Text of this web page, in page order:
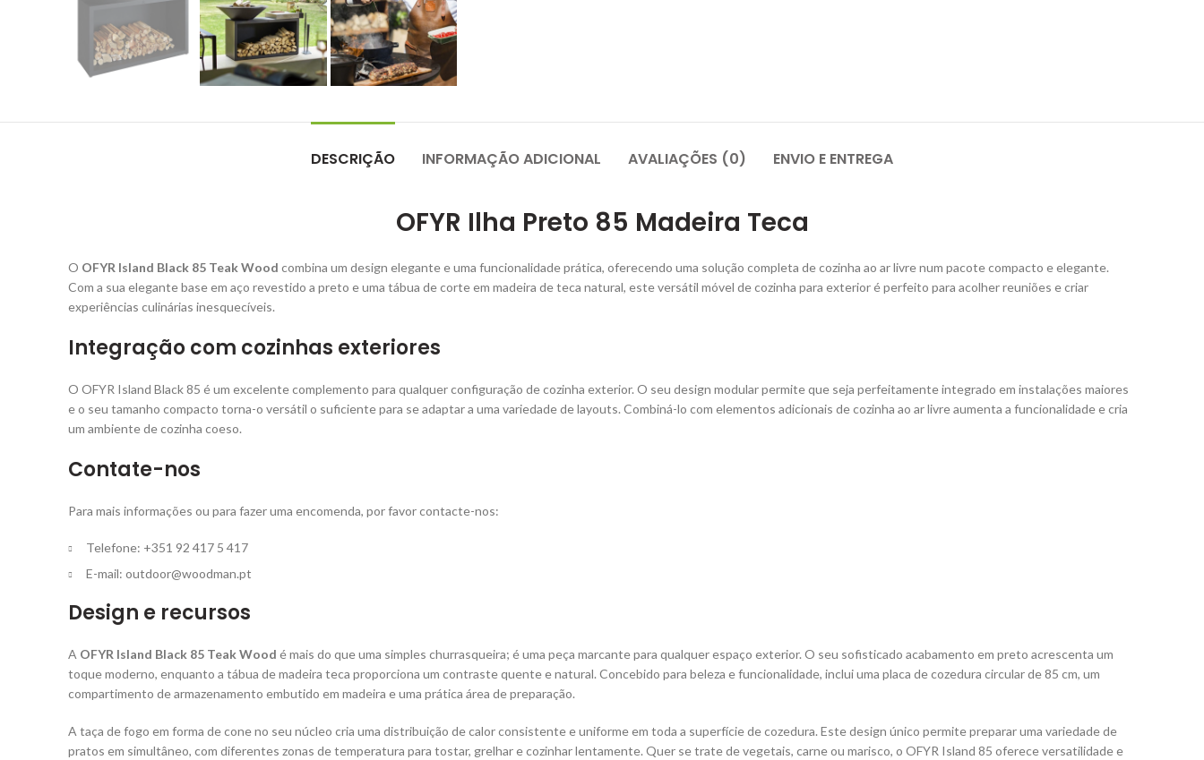
DESCRIÇÃO INFORMAÇÃO ADICIONAL AVALIAÇÕES (0) ENVIO E ENTREGA
OFYR Ilha Preto 85 Madeira Teca
O OFYR Island Black 85 Teak Wood combina um design elegante e uma funcionalidade prática, oferecendo uma solução completa de cozinha ao ar livre num pacote compacto e elegante.
Com a sua elegante base em aço revestido a preto e uma tábua de corte em madeira de teca natural, este versátil móvel de cozinha para exterior é perfeito para acolher reuniões e criar
experiências culinárias inesquecíveis.
Integração com cozinhas exteriores
O OFYR Island Black 85 é um excelente complemento para qualquer configuração de cozinha exterior. O seu design modular permite que seja perfeitamente integrado em instalações maiores
e o seu tamanho compacto torna-o versátil o suficiente para se adaptar a uma variedade de layouts. Combiná-lo com elementos adicionais de cozinha ao ar livre aumenta a funcionalidade e cria
um ambiente de cozinha coeso.
Contate-nos
Para mais informações ou para fazer uma encomenda, por favor contacte-nos:
Telefone: +351 92 417 5 417
E-mail: outdoor@woodman.pt
Design e recursos
A OFYR Island Black 85 Teak Wood é mais do que uma simples churrasqueira; é uma peça marcante para qualquer espaço exterior. O seu sofisticado acabamento em preto acrescenta um
toque moderno, enquanto a tábua de madeira teca proporciona um contraste quente e natural. Concebido para beleza e funcionalidade, inclui uma placa de cozedura circular de 85 cm, um
compartimento de armazenamento embutido em madeira e uma prática área de preparação.
A taça de fogo em forma de cone no seu núcleo cria uma distribuição de calor consistente e uniforme em toda a superfície de cozedura. Este design único permite preparar uma variedade de
pratos em simultâneo, com diferentes zonas de temperatura para tostar, grelhar e cozinhar lentamente. Quer se trate de vegetais, carne ou marisco, o OFYR Island 85 oferece versatilidade e